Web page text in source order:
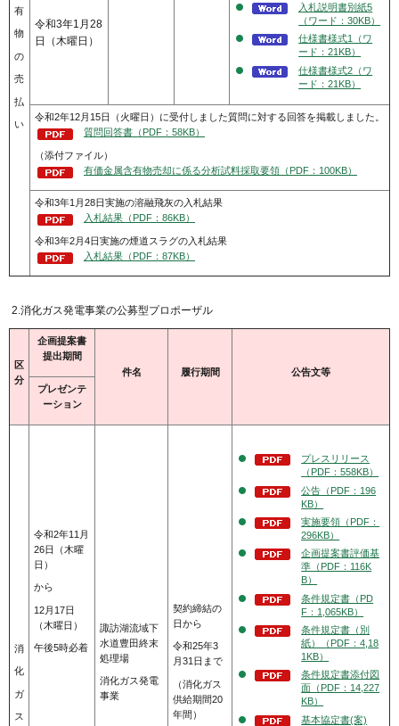
有
物
の
売
払
い
入札説明書別紙5
（ワード：30KB）
仕様書様式1（ワ
ード：21KB）
仕様書様式2（ワ
ード：21KB）
令和3年1月28
日（木曜日）
令和2年12月15日（火曜日）に受付しました質問に対する回答を掲載しました。
質問回答書（PDF：58KB）
（添付ファイル）
有価金属含有物売却に係る分析試料採取要領（PDF：100KB）
令和3年1月28日実施の溶融飛灰の入札結果
入札結果（PDF：86KB）
令和3年2月4日実施の煙道スラグの入札結果
入札結果（PDF：87KB）
2.消化ガス発電事業の公募型プロポーザル
区
分
企画提案書
提出期間
件名
履行期間
公告文等
プレゼンテ
ーション
消
化
ガ
ス
令和2年11月
26日（木曜
日）
から
12月17日
（木曜日）
午後5時必着
諏訪湖流域下
水道豊田終末
処理場
消化ガス発電
事業
契約締結の
日から
令和25年3
月31日まで
（消化ガス
供給期間20
年間）
プレスリリース
（PDF：558KB）
公告（PDF：196
KB）
実施要領（PDF：
296KB）
企画提案書評価基
準（PDF：116K
B）
条件規定書（PD
F：1,065KB）
条件規定書（別
紙）（PDF：4,18
1KB）
条件規定書添付図
面（PDF：14,227
KB）
基本協定書(案)